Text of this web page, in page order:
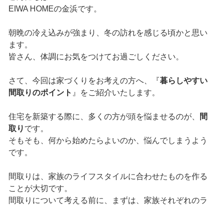
EIWA HOMEの金浜です。
朝晩の冷え込みが強まり、冬の訪れを感じる頃かと思い
ます。
皆さん、体調にお気をつけてお過ごしください。
さて、今回は家づくりをお考えの方へ、『暮らしやすい
間取りのポイント 』をご紹介いたします。
住宅を新築する際に、多くの方が頭を悩ませるのが、
間
取り です。
そもそも、何から始めたらよいのか、悩んでしまうよう
です。
間取りは、家族のライフスタイルに合わせたものを作る
ことが大切です。
間取りについて考える前に、まずは、家族それぞれのラ